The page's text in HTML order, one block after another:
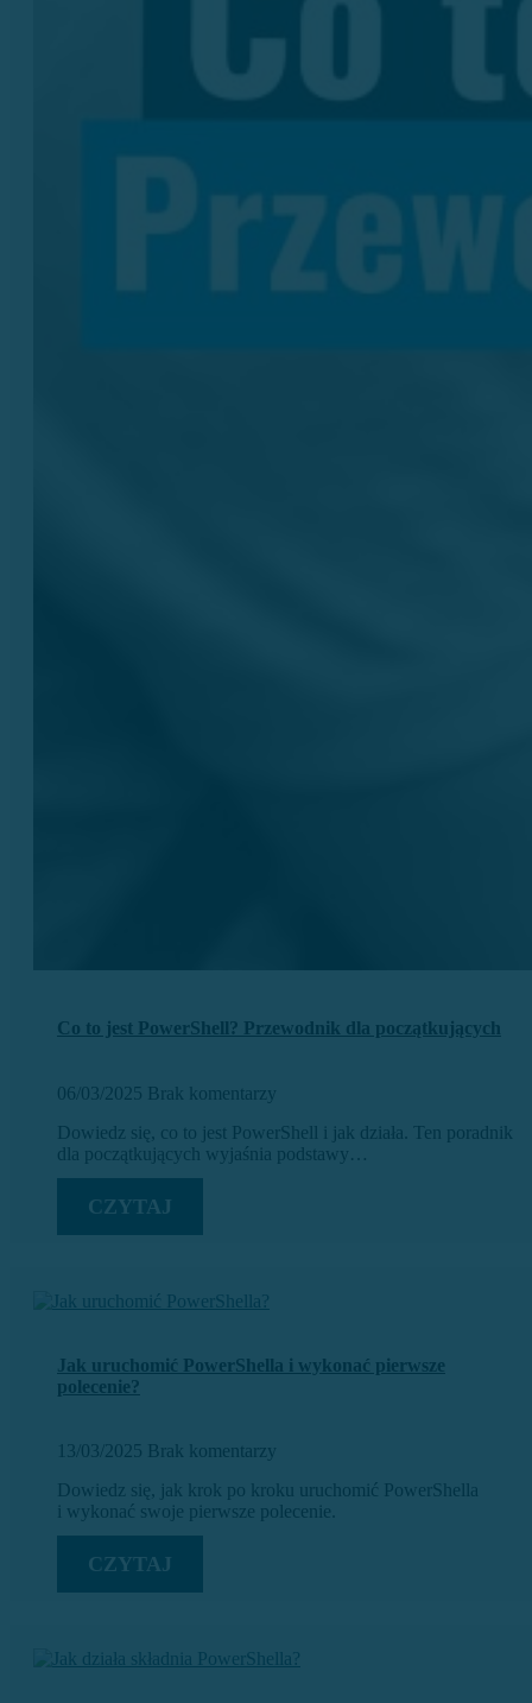
Co to jest PowerShell? Przewodnik dla początkujących
06/03/2025 Brak komentarzy
Dowiedz się, co to jest PowerShell i jak działa. Ten poradnik
dla początkujących wyjaśnia podstawy…
CZYTAJ
Jak uruchomić PowerShella i wykonać pierwsze
polecenie?
13/03/2025 Brak komentarzy
Dowiedz się, jak krok po kroku uruchomić PowerShella
i wykonać swoje pierwsze polecenie.
CZYTAJ